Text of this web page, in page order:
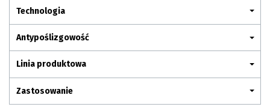
Technologia
Antypoślizgowość
Linia produktowa
Zastosowanie